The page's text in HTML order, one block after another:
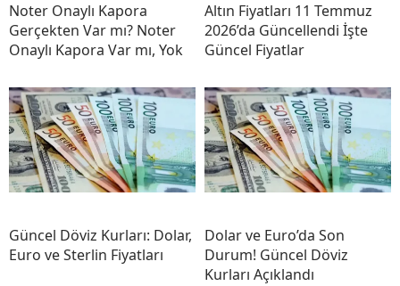
Noter Onaylı Kapora
Gerçekten Var mı? Noter
Onaylı Kapora Var mı, Yok
Altın Fiyatları 11 Temmuz
2026’da Güncellendi İşte
Güncel Fiyatlar
Güncel Döviz Kurları: Dolar,
Euro ve Sterlin Fiyatları
Dolar ve Euro’da Son
Durum! Güncel Döviz
Kurları Açıklandı